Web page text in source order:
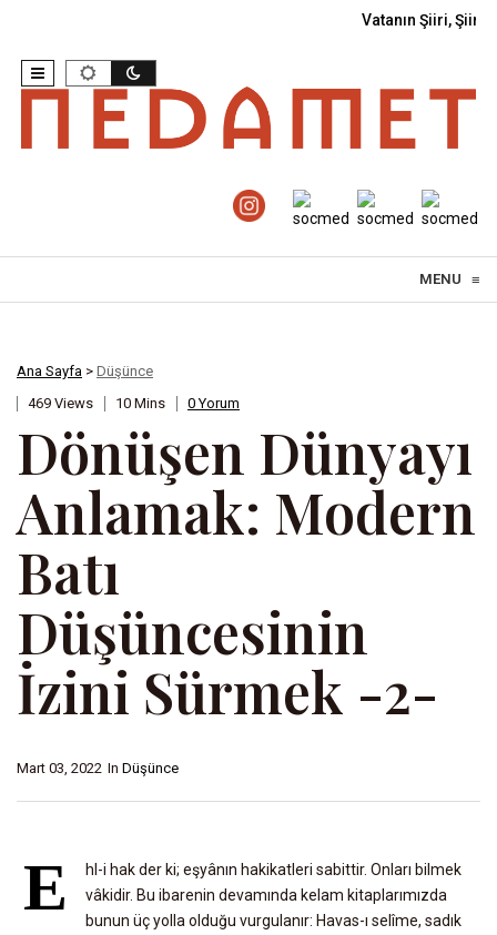
Vatanın Şiiri, Şiirin
MENU ≡
Ana Sayfa > Düşünce
469 Views
10 Mins 0 Yorum
Dönüşen Dünyayı
Anlamak: Modern
Batı
Düşüncesinin
İzini Sürmek -2-
In Düşünce
Mart 03, 2022
E
hl-i hak der ki; eşyânın hakikatleri sabittir. Onları bilmek
vâkidir. Bu ibarenin devamında kelam kitaplarımızda
bunun üç yolla olduğu vurgulanır: Havas-ı selîme, sadık